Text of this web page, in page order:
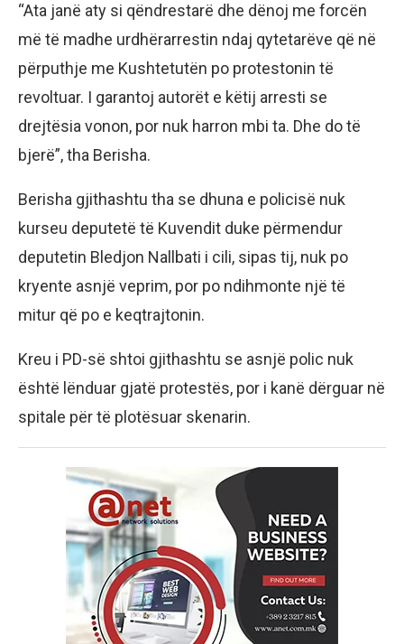
“Ata janë aty si qëndrestarë dhe dënoj me forcën
më të madhe urdhërarrestin ndaj qytetarëve që në
përputhje me Kushtetutën po protestonin të
revoltuar. I garantoj autorët e këtij arresti se
drejtësia vonon, por nuk harron mbi ta. Dhe do të
bjerë”, tha Berisha.
Berisha gjithashtu tha se dhuna e policisë nuk
kurseu deputetë të Kuvendit duke përmendur
deputetin Bledjon Nallbati i cili, sipas tij, nuk po
kryente asnjë veprim, por po ndihmonte një të
mitur që po e keqtrajtonin.
Kreu i PD-së shtoi gjithashtu se asnjë polic nuk
është lënduar gjatë protestës, por i kanë dërguar në
spitale për të plotësuar skenarin.